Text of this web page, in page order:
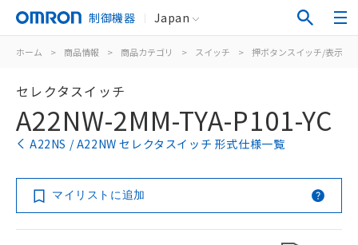
制御機器 Japan
ホーム > 商品情報 > 商品カテゴリ > スイッチ > 押ボタンスイッチ/表示灯
セレクタスイッチ
A22NW-2MM-TYA-P101-YC
A22NS / A22NW セレクタスイッチ 形式仕様一覧
マイリストに追加